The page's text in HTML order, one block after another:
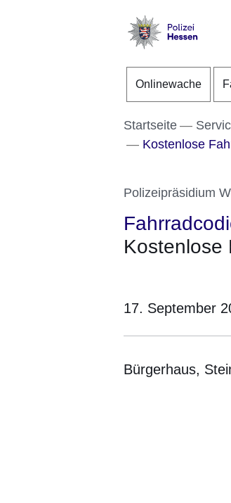
Direkt
Direkt zum
Direkt
Hessen
Onlinewache
Startseite
Kostenlose
Polizeipräsidium
Kostenlose
17. September
Bürgerhaus,